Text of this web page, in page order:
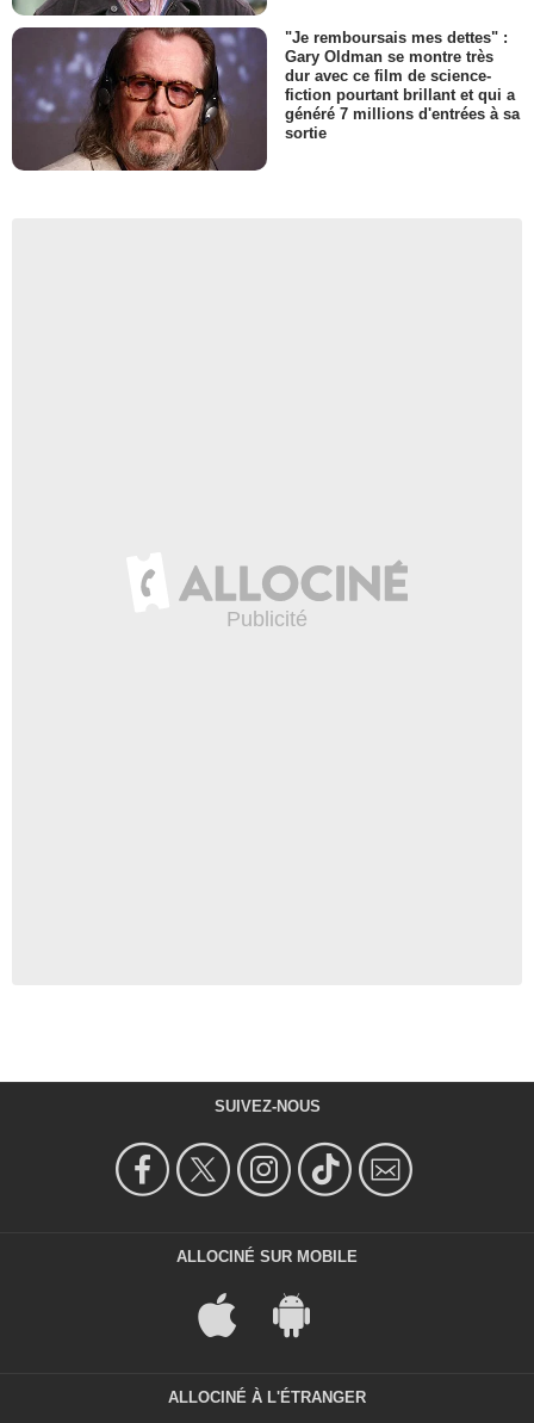
"Je remboursais mes dettes" :
Gary Oldman se montre très
dur avec ce film de science-
fiction pourtant brillant et qui a
généré 7 millions d'entrées à sa
sortie
SUIVEZ-NOUS
ALLOCINÉ SUR MOBILE
ALLOCINÉ À L'ÉTRANGER